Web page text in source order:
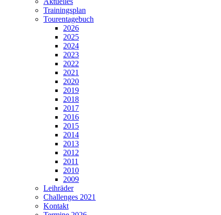
Trainingsplan
Tourentagebuch
2026
2025
2024
2023
2022
2021
2020
2019
2018
2017
2016
2015
2014
2013
2012
2011
2010
2009
Leihräder
Challenges 2021
Kontakt